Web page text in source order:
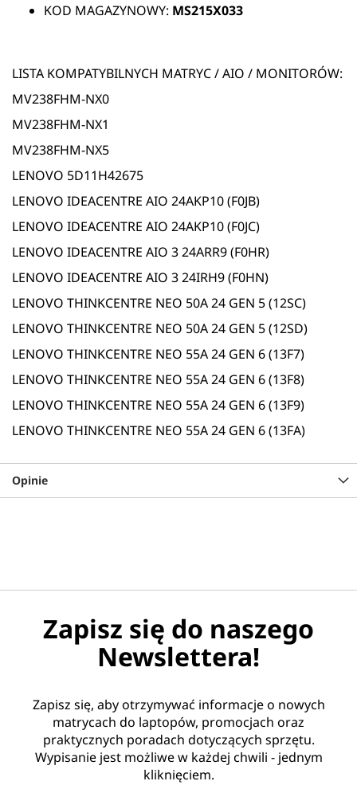
KOD MAGAZYNOWY: MS215X033
LISTA KOMPATYBILNYCH MATRYC / AIO / MONITORÓW:
MV238FHM-NX0
MV238FHM-NX1
MV238FHM-NX5
LENOVO 5D11H42675
LENOVO IDEACENTRE AIO 24AKP10 (F0JB)
LENOVO IDEACENTRE AIO 24AKP10 (F0JC)
LENOVO IDEACENTRE AIO 3 24ARR9 (F0HR)
LENOVO IDEACENTRE AIO 3 24IRH9 (F0HN)
LENOVO THINKCENTRE NEO 50A 24 GEN 5 (12SC)
LENOVO THINKCENTRE NEO 50A 24 GEN 5 (12SD)
LENOVO THINKCENTRE NEO 55A 24 GEN 6 (13F7)
LENOVO THINKCENTRE NEO 55A 24 GEN 6 (13F8)
LENOVO THINKCENTRE NEO 55A 24 GEN 6 (13F9)
LENOVO THINKCENTRE NEO 55A 24 GEN 6 (13FA)
Opinie
Zapisz się do naszego
Newslettera!
Zapisz się, aby otrzymywać informacje o nowych
matrycach do laptopów, promocjach oraz
praktycznych poradach dotyczących sprzętu.
Wypisanie jest możliwe w każdej chwili - jednym
kliknięciem.